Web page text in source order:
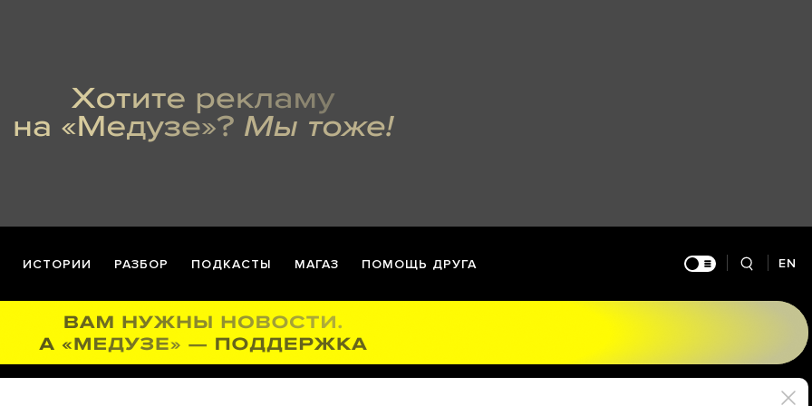
ИСТОРИИ РАЗБОР ПОДКАСТЫ МАГАЗ ПОМОЩЬ ДРУГА EN